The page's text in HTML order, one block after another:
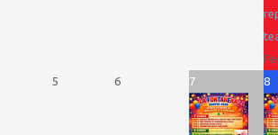
5 6 7 8